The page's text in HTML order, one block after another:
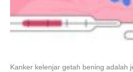
Kanker kelenjar getah bening adalah